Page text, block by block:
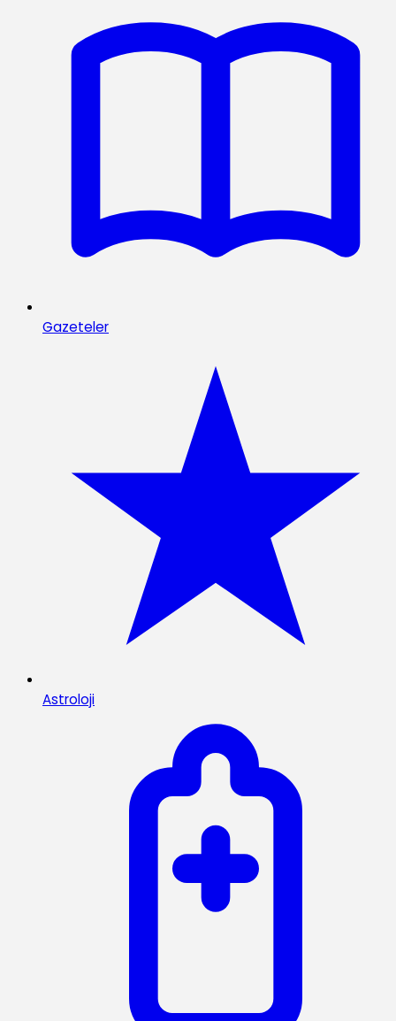
Gazeteler
Astroloji